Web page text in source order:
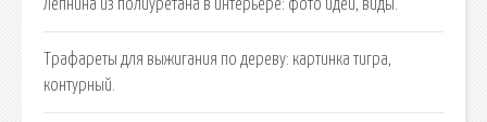
Лепнина из полиуретана в интерьере: фото идеи, виды.
Трафареты для выжигания по дереву: картинка тигра,
контурный.